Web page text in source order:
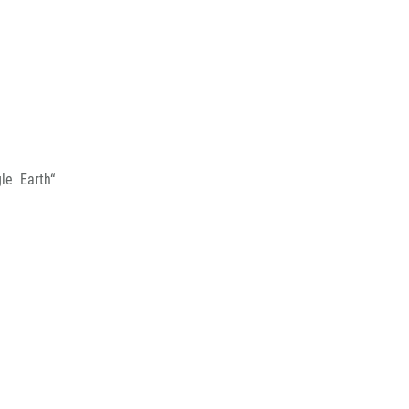
Earth“